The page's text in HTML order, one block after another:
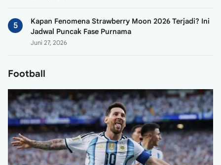
Kapan Fenomena Strawberry Moon 2026 Terjadi? Ini
Jadwal Puncak Fase Purnama
Juni 27, 2026
Football